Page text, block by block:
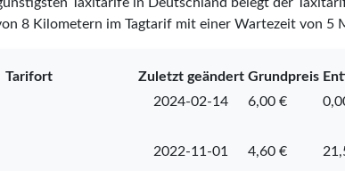
8 Kilometern im Tagtarif mit einer Wartezeit von 5
Tarifort Zuletzt geändert Grundpreis
2024-02-14 6,00 €
2022-11-01 4,60 €